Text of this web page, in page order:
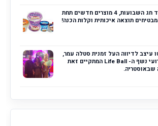
תנובה משיקה לכבוד חג השבועות, 4 מוצרים חדשים תחת
תוצאה איכותית וקלות הכנה!
עיצב לדיווה העל זמנית סטלה עמר,
שמלה ייחודית לאירועי נשף ה- Life Ball המתקיים זאת